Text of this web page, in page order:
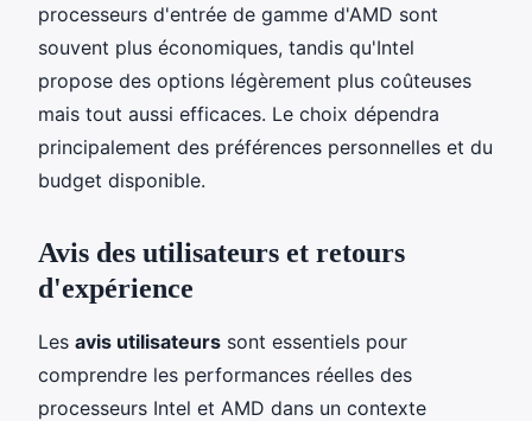
processeurs d'entrée de gamme d'AMD sont
souvent plus économiques, tandis qu'Intel
propose des options légèrement plus coûteuses
mais tout aussi efficaces. Le choix dépendra
principalement des préférences personnelles et du
budget disponible.
Avis des utilisateurs et retours
d'expérience
Les avis utilisateurs sont essentiels pour
comprendre les performances réelles des
processeurs Intel et AMD dans un contexte